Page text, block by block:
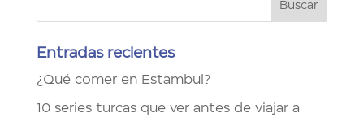
Entradas recientes
¿Qué comer en Estambul?
10 series turcas que ver antes de viajar a